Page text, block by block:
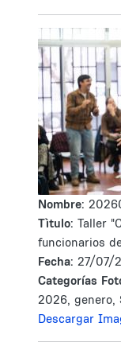
Nombre:
Tìtulo: Taller
funcionarios
Fecha: 27/07/
Categorías
2026, genero,
Descargar